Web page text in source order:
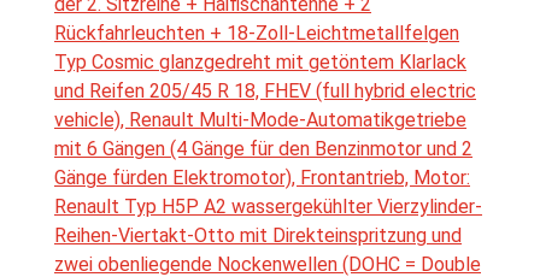
Rückfahrleuchten + 18-Zoll-Leichtmetallfelgen
Typ Cosmic glanzgedreht mit getöntem Klarlack
und Reifen 205/45 R 18, FHEV (full hybrid electric
vehicle), Renault Multi-Mode-Automatikgetriebe
mit 6 Gängen (4 Gänge für den Benzinmotor und 2
Gänge fürden Elektromotor), Frontantrieb, Motor:
Renault Typ H5P A2 wassergekühlter Vierzylinder-
Reihen-Viertakt-Otto mit Direkteinspritzung und
zwei obenliegende Nockenwellen (DOHC = Double